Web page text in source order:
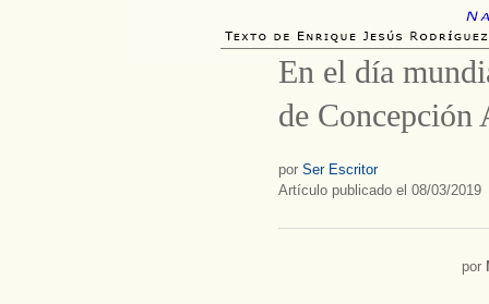
En el día
de Concepción
por Ser Escritor
Artículo publicado el 08/03/2019
por